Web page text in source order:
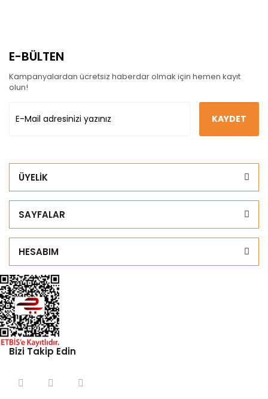
E-BÜLTEN
Kampanyalardan ücretsiz haberdar olmak için hemen kayıt
olun!
KAYDET
ÜYELİK
SAYFALAR
HESABIM
Bizi Takip Edin